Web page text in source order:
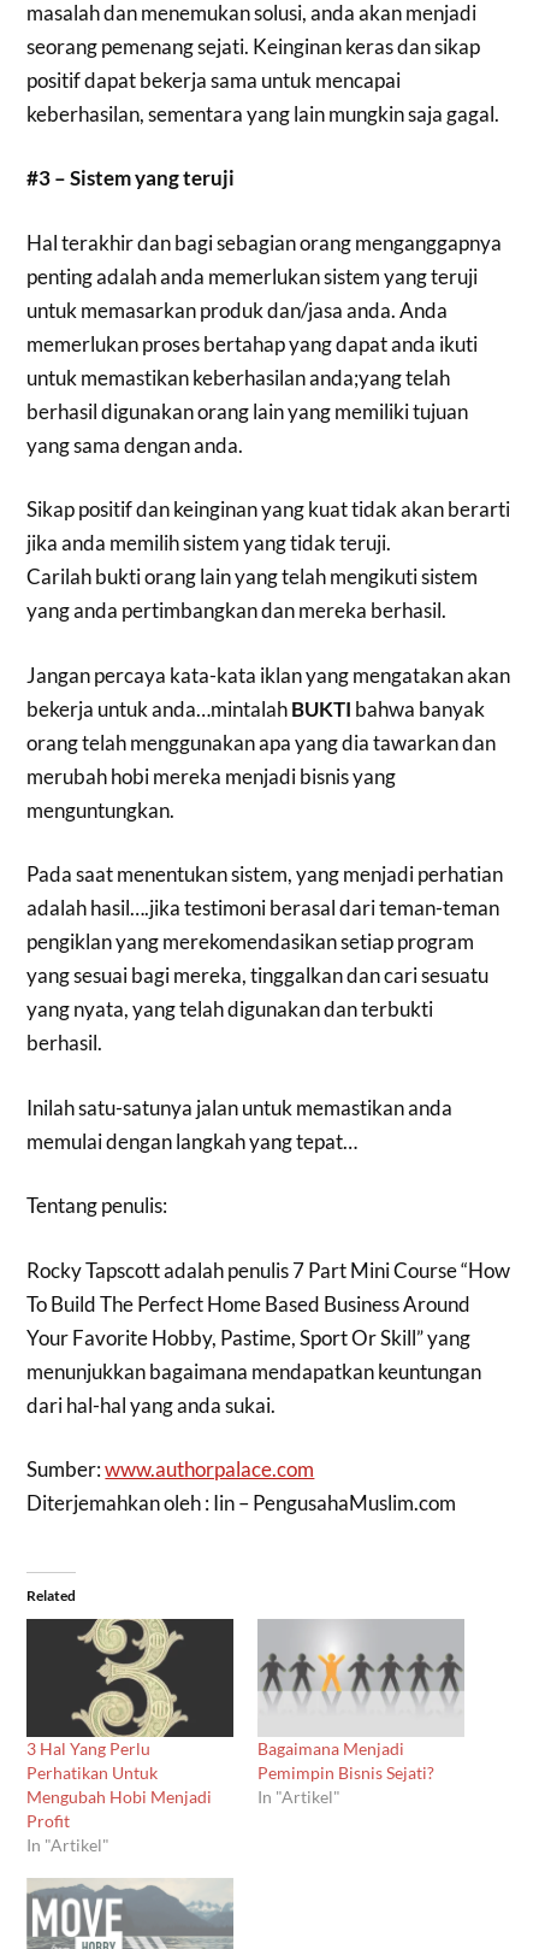
masalah dan menemukan solusi, anda akan menjadi
seorang pemenang sejati. Keinginan keras dan sikap
positif dapat bekerja sama untuk mencapai
keberhasilan, sementara yang lain mungkin saja gagal.
#3 – Sistem yang teruji
Hal terakhir dan bagi sebagian orang menganggapnya
penting adalah anda memerlukan sistem yang teruji
untuk memasarkan produk dan/jasa anda. Anda
memerlukan proses bertahap yang dapat anda ikuti
untuk memastikan keberhasilan anda;yang telah
berhasil digunakan orang lain yang memiliki tujuan
yang sama dengan anda.
Sikap positif dan keinginan yang kuat tidak akan berarti
jika anda memilih sistem yang tidak teruji.
Carilah bukti orang lain yang telah mengikuti sistem
yang anda pertimbangkan dan mereka berhasil.
Jangan percaya kata-kata iklan yang mengatakan akan
bekerja untuk anda…mintalahBUKTI bahwa banyak
orang telah menggunakan apa yang dia tawarkan dan
merubah hobi mereka menjadi bisnis yang
menguntungkan.
Pada saat menentukan sistem, yang menjadi perhatian
adalah hasil….jika testimoni berasal dari teman-teman
pengiklan yang merekomendasikan setiap program
yang sesuai bagi mereka, tinggalkan dan cari sesuatu
yang nyata, yang telah digunakan dan terbukti
berhasil.
Inilah satu-satunya jalan untuk memastikan anda
memulai dengan langkah yang tepat…
Tentang penulis:
Rocky Tapscott adalah penulis 7 Part Mini Course “How
To Build The Perfect Home Based Business Around
Your Favorite Hobby, Pastime, Sport Or Skill” yang
menunjukkan bagaimana mendapatkan keuntungan
dari hal-hal yang anda sukai.
Sumber:www.authorpalace.com
Diterjemahkan oleh : Iin – PengusahaMuslim.com
Related
3 Hal Yang Perlu
Perhatikan Untuk
Mengubah Hobi Menjadi
Profit
In "Artikel"
Bagaimana Menjadi
Pemimpin Bisnis Sejati?
In "Artikel"